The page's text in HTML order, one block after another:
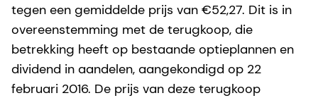
tegen een gemiddelde prijs van €52,27. Dit is in
overeenstemming met de terugkoop, die
betrekking heeft op bestaande optieplannen en
dividend in aandelen, aangekondigd op 22
februari 2016. De prijs van deze terugkoop